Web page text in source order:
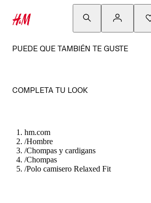
PUEDE QUE TAMBIÉN TE GUSTE
COMPLETA TU LOOK
hm.com
/Hombre
/Chompas y cardigans
/Chompas
/Polo camisero Relaxed Fit